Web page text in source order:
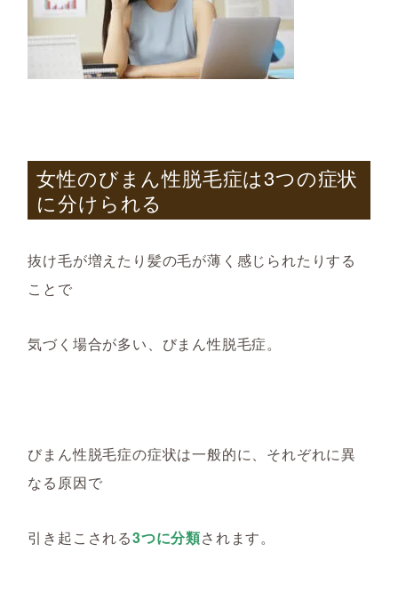
女性のびまん性脱毛症は3つの症状
に分けられる
抜け毛が増えたり髪の毛が薄く感じられた りする
ことで
気づく場合が多い、 びまん性脱毛症。
びまん性脱毛症の症状は一般的に、それぞれに異
なる原因で
引き起こされる3つに分類されます。